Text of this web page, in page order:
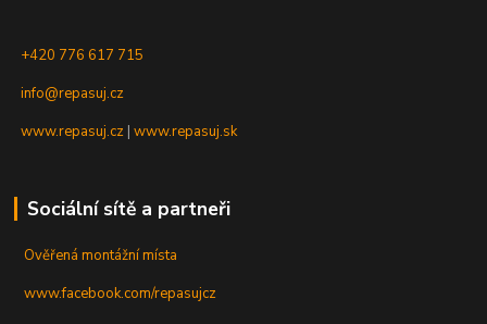
+420 776 617 715
info@repasuj.cz
www.repasuj.cz |www.repasuj.sk
Sociální sítě a partneři
Ověřená montážní místa
www.facebook.com/repasujcz